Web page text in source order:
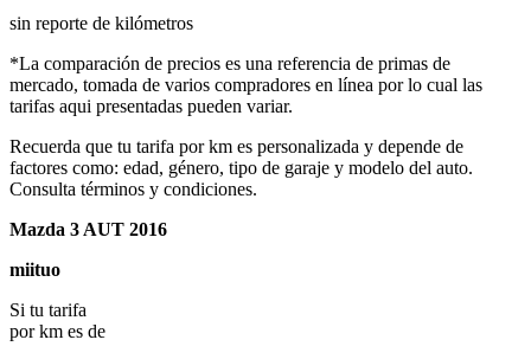
sin reporte de kilómetros
*La comparación de precios es una referencia de primas de
mercado, tomada de varios compradores en línea por lo cual las
tarifas aqui presentadas pueden variar.
Recuerda que tu tarifa por km es personalizada y depende de
factores como: edad, género, tipo de garaje y modelo del auto.
Consulta términos y condiciones.
Mazda 3 AUT 2016
miituo
Si tu tarifa
por km es de